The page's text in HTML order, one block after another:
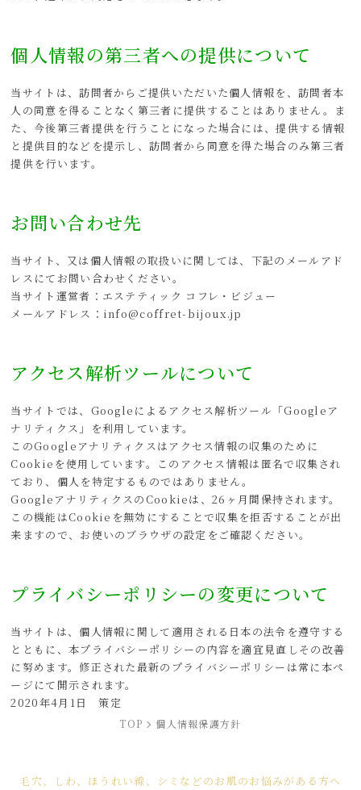
個人情報の第三者への提供について
当サイトは、訪問者からご提供いただいた個人情報を、訪問者本
人の同意を得ることなく第三者に提供することはありません。ま
た、今後第三者提供を行うことになった場合には、提供する情報
と提供目的などを提示し、訪問者から同意を得た場合のみ第三者
提供を行います。
お問い合わせ先
当サイト、又は個人情報の取扱いに関しては、下記のメールアド
レスにてお問い合わせください。
当サイト運営者：エステティック コフレ・ビジュー
メールアドレス：info@coffret-bijoux.jp
アクセス解析ツールについて
当サイトでは、Googleによるアクセス解析ツール「Googleア
ナリティクス」を利用しています。
このGoogleアナリティクスはアクセス情報の収集のために
Cookieを使用しています。このアクセス情報は匿名で収集され
ており、個人を特定するものではありません。
GoogleアナリティクスのCookieは、26ヶ月間保持されます。
この機能はCookieを無効にすることで収集を拒否することが出
来ますので、お使いのブラウザの設定をご確認ください。
プライバシーポリシーの変更について
当サイトは、個人情報に関して適用される日本の法令を遵守する
とともに、本プライバシーポリシーの内容を適宜見直しその改善
に努めます。修正された最新のプライバシーポリシーは常に本ペ
ージにて開示されます。
2020年4月1日 策定
TOP 個人情報保護方針
毛穴、しわ、ほうれい線、シミなどのお肌のお悩みがある方へ